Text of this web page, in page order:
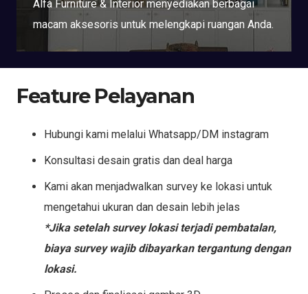
Alfa Furniture & Interior menyediakan berbagai
macam aksesoris untuk melengkapi ruangan Anda.
Feature Pelayanan
Hubungi kami melalui Whatsapp/DM instagram
Konsultasi desain gratis dan deal harga
Kami akan menjadwalkan survey ke lokasi untuk
mengetahui ukuran dan desain lebih jelas
*Jika setelah survey lokasi terjadi pembatalan,
biaya survey wajib dibayarkan tergantung dengan
lokasi.